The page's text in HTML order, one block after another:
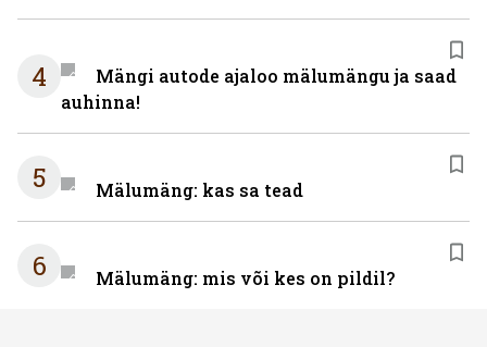
4
Mängi autode ajaloo mälumängu ja saad
auhinna!
5 Mälumäng: kas sa tead
6 Mälumäng: mis või kes on pildil?